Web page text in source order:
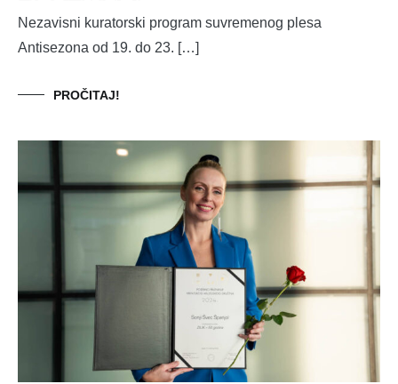
Nezavisni kuratorski program suvremenog plesa
Antisezona od 19. do 23. […]
PROČITAJ!